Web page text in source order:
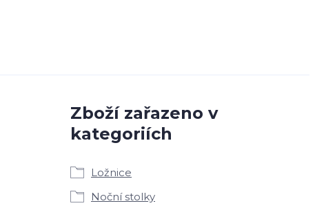
Zboží zařazeno v
kategoriích
Ložnice
Noční stolky